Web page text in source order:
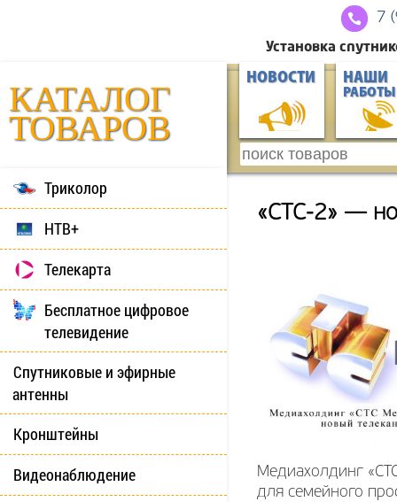
7
Установка
КАТАЛОГ
ТОВАРОВ
НОВОСТИ НАШИ
РАБОТЫ
Триколор
НТВ+
Телекарта
Бесплатное цифровое
телевидение
Спутниковые и эфирные
антенны
Кронштейны
Видеонаблюдение
«СТС-2» —
Медиахолдинг
для семейного